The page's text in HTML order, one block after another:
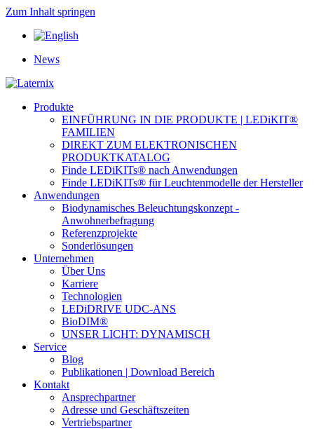
Zum Inhalt springen
News
Produkte
EINFÜHRUNG IN DIE PRODUKTE | LEDiKIT®
FAMILIEN
DIREKT ZUM ELEKTRONISCHEN
PRODUKTKATALOG
Finde LEDiKITs® nach Anwendungen
Finde LEDiKITs® für Leuchtenmodelle der Hersteller
Anwendungen
Biodynamisches Beleuchtungskonzept -
Anwohnerbefragung
Referenzprojekte
Sonderlösungen
Unternehmen
Über Uns
Karriere
Technologien
LEDiDRIVE UDC-ANS
BioDIM®
UNSER LICHT: DYNAMISCH
Service
Blog
Publikationen | Download Bereich
Kontakt
Ansprechpartner
Adresse und Geschäftszeiten
Vertriebspartner